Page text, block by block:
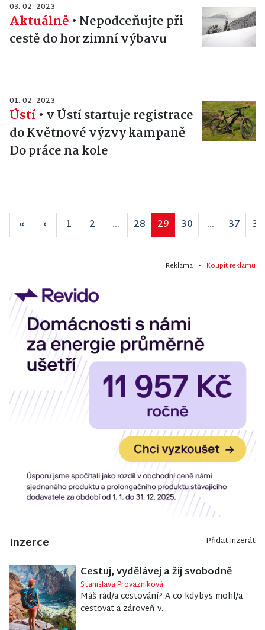
03. 02. 2023
Aktuálně • Nepodceňujte při
cestě do hor zimní výbavu
01. 02. 2023
Ústí• v Ústí startuje registrace
do Květnové výzvy kampaně
Do práce na kole
« ‹ 1 2 ... 28 29 30 ... 37 38
Reklama • Koupit reklamu
Inzerce Přidat inzerát
Cestuj, vydělávej a žij svobodně
Stanislava Provazníková
Máš rád/a cestování? A co kdybys mohl/a
cestovat a zároveň v...